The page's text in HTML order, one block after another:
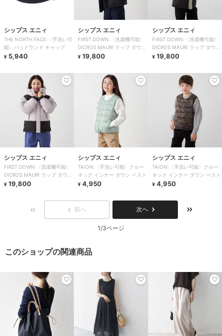
シップス エニィ
THE NORTH FACE:〈手洗い可
能〉バッドランド キャップ
¥ 5,940
シップス エニィ
FIRST DOWN:〈洗濯機可能〉
DICROS MAURI ラップ ダウン
パーカー
¥ 19,800
シップス エニィ
FIRST DOWN:〈洗濯機可能〉
DICROS MAURI ラップ ダウン
パーカー
¥ 19,800
シップス エニィ
FIRST DOWN:〈洗濯機可能〉
DICROS MAURI ラップ ダウン
パーカー
¥ 19,800
シップス エニィ
TAION:〈手洗い可能〉クルー
ネック インナー ダウン ベスト
¥ 4,950
シップス エニィ
TAION:〈手洗い可能〉クルー
ネック インナー ダウン ベスト
¥ 4,950
前へ 次へ
1/3ページ
このショップの関連商品